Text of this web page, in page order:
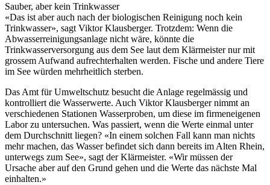
Sauber, aber kein Trinkwasser
«Das ist aber auch nach der biologischen Reinigung noch kein
Trinkwasser», sagt Viktor Klausberger. Trotzdem: Wenn die
Abwasserreinigungsanlage nicht wäre, könnte die
Trinkwasserversorgung aus dem See laut dem Klärmeister nur mit
grossem Aufwand aufrechterhalten werden. Fische und andere Tiere
im See würden mehrheitlich sterben.
Das Amt für Umweltschutz besucht die Anlage regelmässig und
kontrolliert die Wasserwerte. Auch Viktor Klausberger nimmt an
verschiedenen Stationen Wasserproben, um diese im firmeneigenen
Labor zu untersuchen. Was passiert, wenn die Werte einmal unter
dem Durchschnitt liegen? «In einem solchen Fall kann man nichts
mehr machen, das Wasser befindet sich dann bereits im Alten Rhein,
unterwegs zum See», sagt der Klärmeister. «Wir müssen der
Ursache aber auf den Grund gehen und die Werte das nächste Mal
einhalten.»